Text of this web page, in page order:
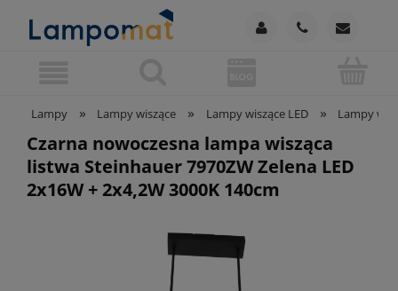
Lampy » Lampy wiszące » Lampy wiszące LED » Lampy
Czarna nowoczesna lampa wisząca
listwa Steinhauer 7970ZW Zelena LED
2x16W + 2x4,2W 3000K 140cm